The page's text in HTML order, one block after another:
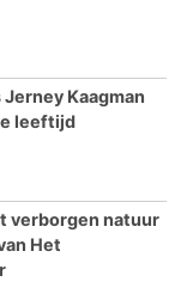
Kaagman
leeftijd
verborgen natuur
Het